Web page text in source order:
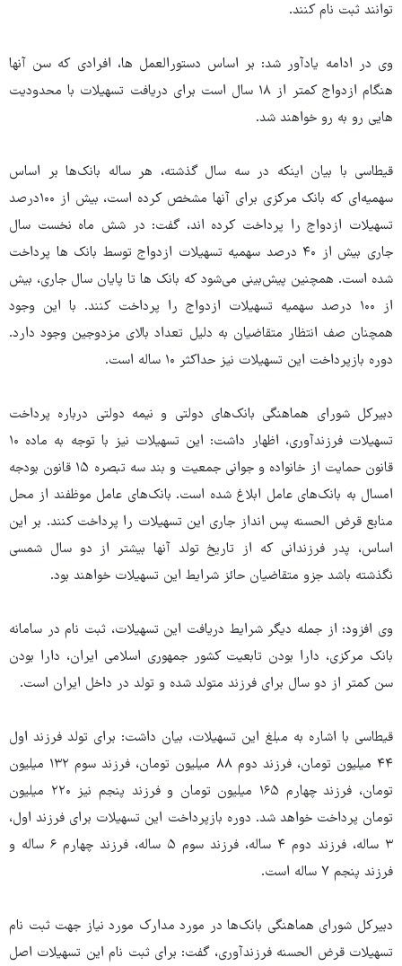
توانند ثبت نام کنند.
وی در ادامه یادآور شد: بر اساس دستورالعمل ها، افرادی که سن آنها
هنگام ازدواج کمتر از ۱۸ سال است برای دریافت تسهیلات با محدودیت
هایی رو به رو خواهند شد.
قیطاسی با بیان اینکه در سه سال گذشته، هر ساله بانک‌ها بر اساس
سهمیه‌ای که بانک مرکزی برای آنها مشخص کرده است، بیش از ۱۰۰درصد
تسهیلات ازدواج را پرداخت کرده اند، گفت: در شش ماه نخست سال
جاری بیش از ۴۰ درصد سهمیه تسهیلات ازدواج توسط بانک ها پرداخت
شده است. همچنین پیش‌بینی می‌شود که بانک ها تا پایان سال جاری، بیش
از ۱۰۰ درصد سهمیه تسهیلات ازدواج را پرداخت کنند. با این وجود
همچنان صف انتظار متقاضیان به دلیل تعداد بالای مزدوجین وجود دارد.
دوره بازپرداخت این تسهیلات نیز حداکثر ۱۰ ساله است.
دبیرکل شورای هماهنگی بانک‌های دولتی و نیمه دولتی درباره پرداخت
تسهیلات فرزندآوری، اظهار داشت: این تسهیلات نیز با توجه به ماده ۱۰
قانون حمایت از خانواده و جوانی جمعیت و بند سه تبصره ۱۵ قانون بودجه
امسال به بانک‌های عامل ابلاغ شده است. بانک‌های عامل موظفند از محل
منابع قرض الحسنه پس انداز جاری این تسهیلات را پرداخت کنند. بر این
اساس، پدر فرزندانی که از تاریخ تولد آنها بیشتر از دو سال شمسی
نگذشته باشد جزو متقاضیان حائز شرایط این تسهیلات خواهند بود.
وی افزود: از جمله دیگر شرایط دریافت این تسهیلات، ثبت نام در سامانه
بانک مرکزی، دارا بودن تابعیت کشور جمهوری اسلامی ایران، دارا بودن
سن کمتر از دو سال برای فرزند متولد شده و تولد در داخل ایران است.
قیطاسی با اشاره به مبلغ این تسهیلات، بیان داشت: برای تولد فرزند اول
۴۴ میلیون تومان، فرزند دوم ۸۸ میلیون تومان، فرزند سوم ۱۳۲ میلیون
تومان، فرزند چهارم ۱۶۵ میلیون تومان و فرزند پنجم نیز ۲۲۰ میلیون
تومان پرداخت خواهد شد. دوره بازپرداخت این تسهیلات برای فرزند اول،
۳‌ ساله، فرزند دوم ۴ ساله، فرزند سوم ۵ ساله، فرزند چهارم ۶ ساله و
فرزند پنجم ۷ ساله است.
دبیرکل شورای هماهنگی بانک‌ها در مورد مدارک مورد نیاز جهت ثبت نام
تسهیلات قرض الحسنه فرزندآوری، گفت: برای ثبت نام این تسهیلات اصل